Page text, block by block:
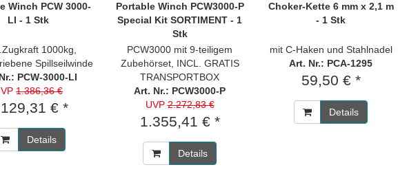
Winch PCW 3000-
LI - 1 Stk
1000kg,
Spillseilwinde
PCW-3000-LI
1.386,36 €
€ *
Details
Portable Winch PCW3000-P
Special Kit SORTIMENT - 1
Stk
PCW3000 mit 9-teiligem
Zubehörset, INCL. GRATIS
TRANSPORTBOX
Art. Nr.: PCW3000-P
UVP2.272,83 €
1.355,41 € *
Details
Choker-Kette 6 mm x 2,1 m
- 1 Stk
mit C-Haken und Stahlnadel
Art. Nr.: PCA-1295
59,50 € *
Details